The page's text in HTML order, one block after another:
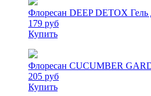
Флоресан DEEP DETOX
179 руб
Купить
Флоресан CUCUMBER
205 руб
Купить